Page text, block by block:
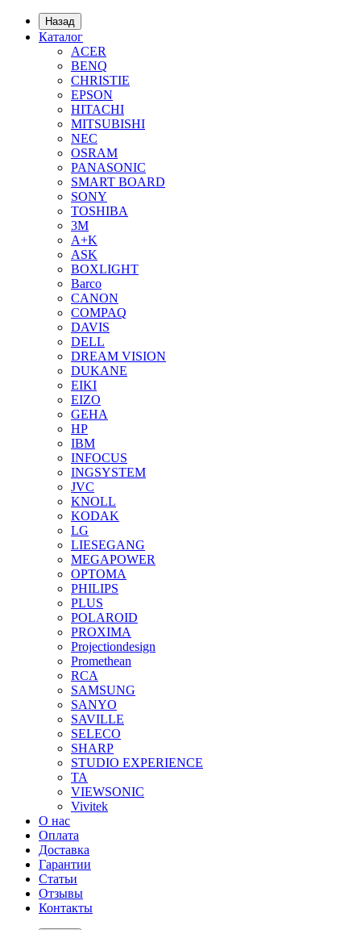
Назад
Каталог
ACER
BENQ
CHRISTIE
EPSON
HITACHI
MITSUBISHI
NEC
OSRAM
PANASONIC
SMART BOARD
SONY
TOSHIBA
3М
A+K
ASK
BOXLIGHT
Barco
CANON
COMPAQ
DAVIS
DELL
DREAM VISION
DUKANE
EIKI
EIZO
GEHA
HP
IBM
INFOCUS
INGSYSTEM
JVC
KNOLL
KODAK
LG
LIESEGANG
MEGAPOWER
OPTOMA
PHILIPS
PLUS
POLAROID
PROXIMA
Projectiondesign
Promethean
RCA
SAMSUNG
SANYO
SAVILLE
SELECO
SHARP
STUDIO EXPERIENCE
TA
VIEWSONIC
Vivitek
О нас
Оплата
Доставка
Гарантии
Статьи
Отзывы
Контакты